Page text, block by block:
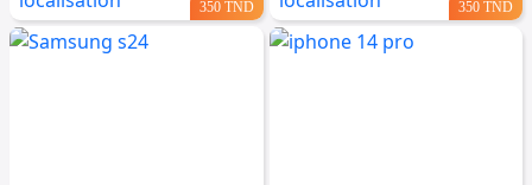
350 TND 350 TND